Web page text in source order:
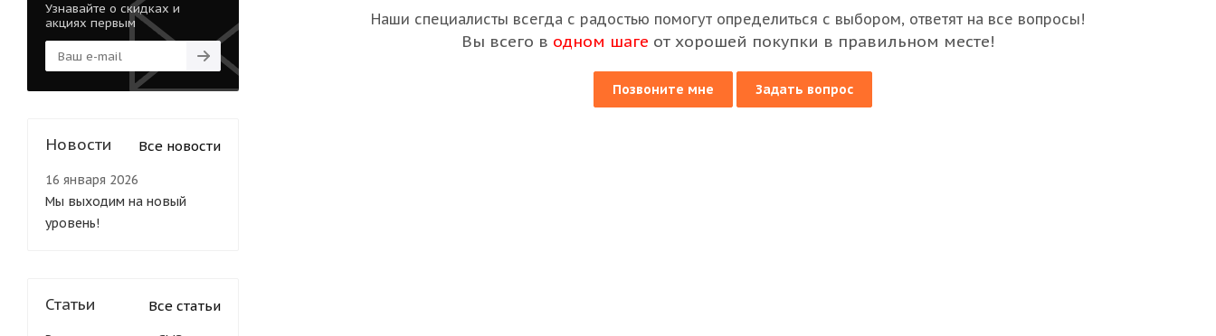
Наши специалисты всегда с радостью помогут определиться с выбором, ответят на все вопросы!
Вы всего в одном шаге от хорошей покупки в правильном месте!
Позвоните мне Задать вопрос
Узнавайте о скидках и
акциях первым
Новости Все новости
16 января 2026
Мы выходим на новый
уровень!
Статьи Все статьи